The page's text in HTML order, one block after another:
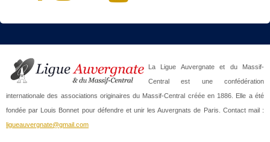
La Ligue Auvergnate et du Massif-
Central est une confédération
internationale des associations originaires du Massif-Central créée en 1886. Elle a été
fondée par Louis Bonnet pour défendre et unir les Auvergnats de Paris. Contact mail :
ligueauvergnate@gmail.com